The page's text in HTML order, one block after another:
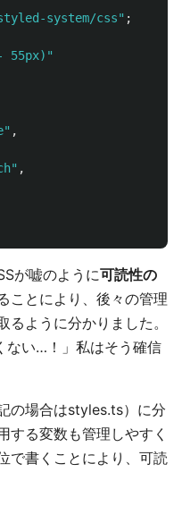
system/css" ;
55px) "
" ,
" ,
が嘘のように可読性の
ことにより、後々の管理
るように分かりました。
ない…！」私はそう確信
の場合はstyles.ts）に分
する変数も管理しやすく
で書くことにより、可読